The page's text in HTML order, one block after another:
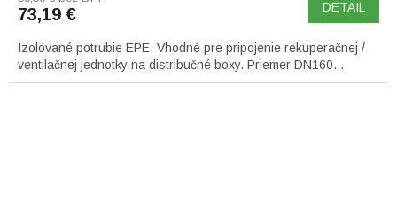
73,19 € DETAIL
Izolované potrubie EPE. Vhodné pre pripojenie rekuperačnej /
ventilačnej jednotky na distribučné boxy. Priemer DN160...